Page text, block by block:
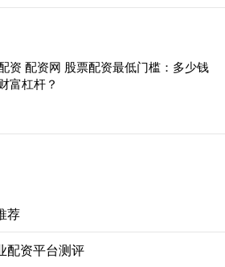
资 配资网 股票配资最低门槛：多少钱
富杠杆？
荐
配资平台测评